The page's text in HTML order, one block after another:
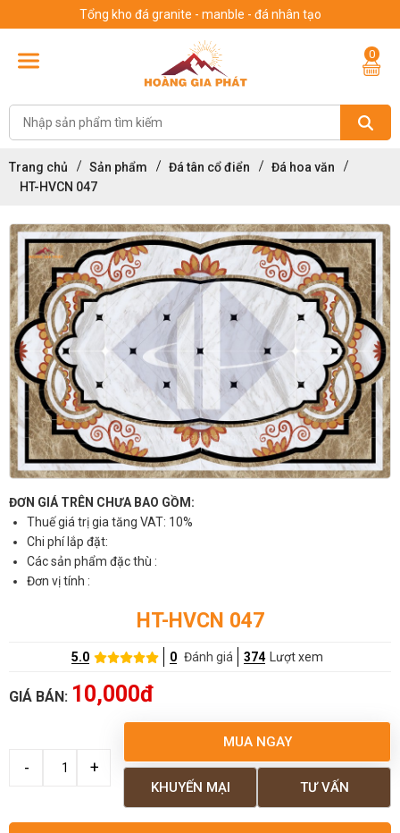
Tổng kho đá granite - manble - đá nhân tạo
0
Trang chủ Sản phẩm Đá tân cổ điển
Đá hoa văn
HT-HVCN 047
ĐƠN GIÁ TRÊN CHƯA BAO GỒM:
Thuế giá trị gia tăng VAT: 10%
Chi phí lắp đặt:
Các sản phẩm đặc thù :
Đơn vị tính :
HT-HVCN 047
5.0 0 Đánh giá 374 Lượt xem
GIÁ BÁN: 10,000đ
MUA NGAY
TƯ VẤN
KHUYẾN MẠI